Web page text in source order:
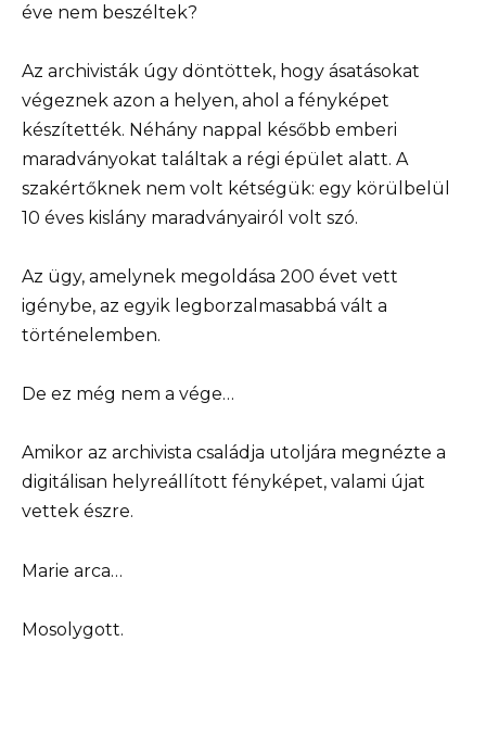
éve nem beszéltek?
Az archivisták úgy döntöttek, hogy ásatásokat
végeznek azon a helyen, ahol a fényképet
készítették. Néhány nappal később emberi
maradványokat találtak a régi épület alatt. A
szakértőknek nem volt kétségük: egy körülbelül
10 éves kislány maradványairól volt szó.
Az ügy, amelynek megoldása 200 évet vett
igénybe, az egyik legborzalmasabbá vált a
történelemben.
De ez még nem a vége…
Amikor az archivista családja utoljára megnézte a
digitálisan helyreállított fényképet, valami újat
vettek észre.
Marie arca…
Mosolygott.